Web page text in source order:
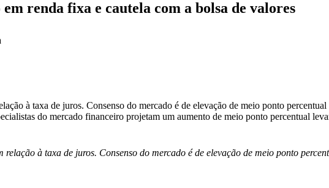
renda fixa e cautela com a bolsa de valores
à taxa de juros. Consenso do mercado é de elevação de meio ponto
do mercado financeiro projetam um aumento de meio ponto percentual
à taxa de juros. Consenso do mercado é de elevação de meio ponto